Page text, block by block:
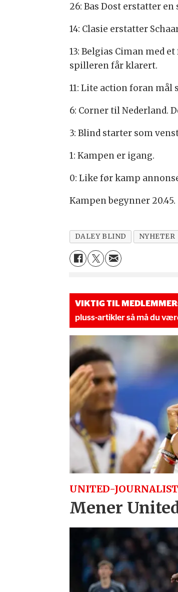
26: Bas Dost erstatter en
14: Clasie erstatter
13: Belgias Ciman med
spilleren får klarert.
11: Lite action foran mål
6: Corner til Nederland.
3: Blind starter som
1: Kampen er igang.
0: Like før kamp
Kampen begynner 20.45.
DALEY BLIND NYHETER
VIKTIG TIL
pluss-artikler så må du
UNITED-
Mener